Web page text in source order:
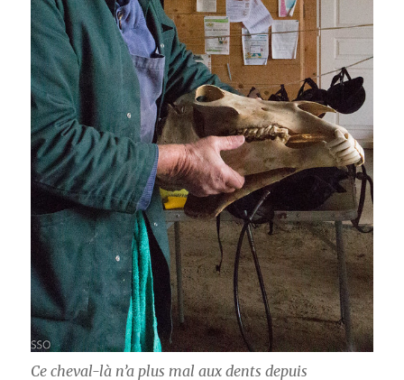
Ce cheval-là n’a plus mal aux dents depuis